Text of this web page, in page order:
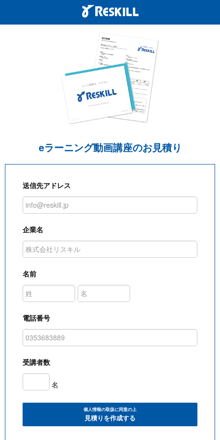
eラーニング動画講座のお見積り
送信先アドレス
企業名
名前
電話番号
受講者数
名
個人情報の取扱に同意の上
見積りを作成する